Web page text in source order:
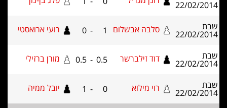
22/
22/ סלבה אבשלום 1
-
0 רועי ארואסטי
22/ דוד זילברשר 0.5
-
0.5 מורן ברזילי
22/ רוי מילוא 0 יובל ממיה